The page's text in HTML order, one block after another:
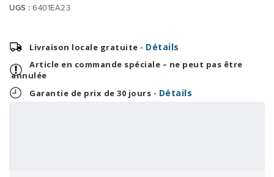
UGS : 6401EA23
Livraison locale gratuite - Détails
Article en commande spéciale – ne peut pas être
annulée
Garantie de prix de 30 jours - Détails